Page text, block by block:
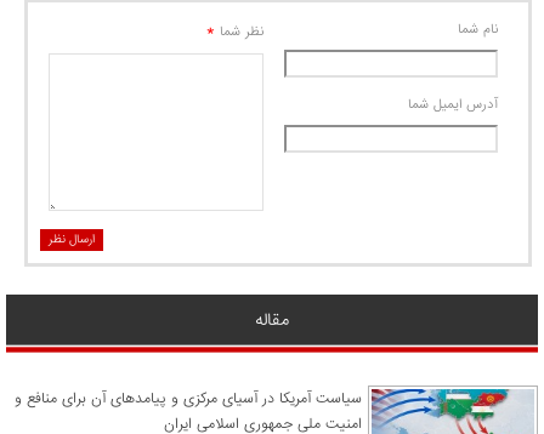
نام شما
آدرس ايميل شما
نظر شما *
ارسال نظر
مقاله
سیاست آمریکا در آسیای مرکزی و پیامدهای آن برای منافع و
امنیت ملی جمهوری اسلامی ایران